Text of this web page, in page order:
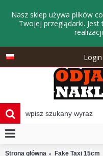
Nasz sklep używa plików
Twojej przeglądarki.
Login
Strona główna Fake Taxi 15cm